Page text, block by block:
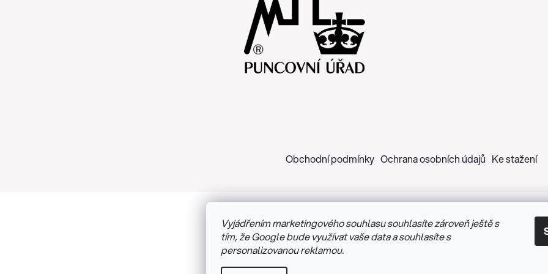
Vyjádřením marketingového souhlasu souhlasíte zároveň ještě s
tím, že Google bude využívat vaše data a souhlasíte s
personalizovanou reklamou.
Obchodní podmínky Ochrana osobních údajů Ke stažení
Copyright 2026Z&H Růžičková. Všechna práva vyhrazena. Upravit